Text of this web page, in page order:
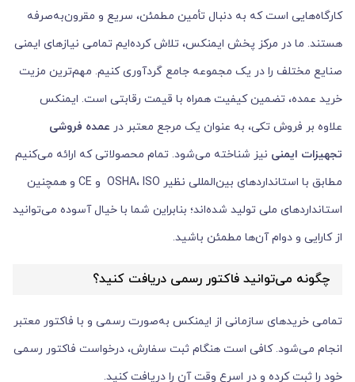
کارگاه‌هایی است که به دنبال تأمین مطمئن، سریع و مقرون‌به‌صرفه
هستند. ما در مرکز پخش ایمنکس، تلاش کرده‌ایم تمامی نیازهای ایمنی
صنایع مختلف را در یک مجموعه جامع گردآوری کنیم. مهم‌ترین مزیت
خرید عمده، تضمین کیفیت همراه با قیمت رقابتی است. ایمنکس
علاوه بر فروش تکی، به عنوان یک مرجع معتبر در عمده فروشی
تجهیزات ایمنی نیز شناخته می‌شود. تمام محصولاتی که ارائه می‌کنیم
مطابق با استانداردهای بین‌المللی نظیر OSHA، ISO و CE و همچنین
استانداردهای ملی تولید شده‌اند؛ بنابراین شما با خیال آسوده می‌توانید
از کارایی و دوام آن‌ها مطمئن باشید.
چگونه می‌توانید فاکتور رسمی دریافت کنید؟
تمامی خریدهای سازمانی از ایمنکس به‌صورت رسمی و با فاکتور معتبر
انجام می‌شود. کافی است هنگام ثبت سفارش، درخواست فاکتور رسمی
خود را ثبت کرده و در اسرع وقت آن را دریافت کنید.